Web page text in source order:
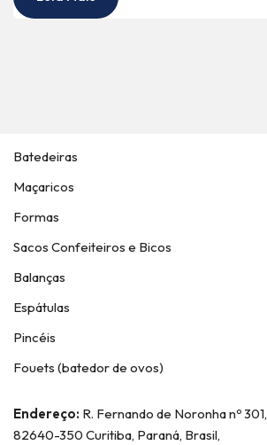
Batedeiras
Maçaricos
Formas
Sacos Confeiteiros e Bicos
Balanças
Espátulas
Pincéis
Fouets (batedor de ovos)
Endereço: R. Fernando de Noronha nº 301,
82640-350 Curitiba, Paraná, Brasil,